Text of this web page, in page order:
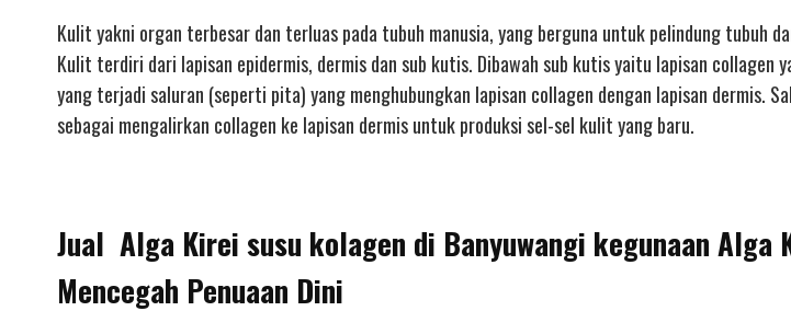
Kulit yakni organ terbesar dan terluas pada tubuh manusia, yang berguna untuk pelindung tubuh
Kulit terdiri dari lapisan epidermis, dermis dan sub kutis. Dibawah sub kutis yaitu lapisan collagen
yang terjadi saluran (seperti pita) yang menghubungkan lapisan collagen dengan lapisan dermis.
sebagai mengalirkan collagen ke lapisan dermis untuk produksi sel-sel kulit yang baru.
Jual Alga Kirei susu kolagen di Banyuwangi kegunaan Alga
Mencegah Penuaan Dini